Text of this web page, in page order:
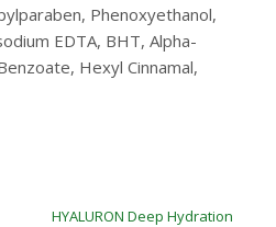
Phenoxyethanol,
EDTA, BHT, Alpha-
Hexyl Cinnamal,
HYALURON Deep Hydration